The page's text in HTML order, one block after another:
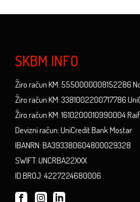
SKBM INFO
Žiro račun KM: 5550000008152286
Žiro račun KM: 3381002200717786
Žiro račun KM: 1610200010990004
Devizni račun: UniCredit Bank Mostar
IBANRN: BA393380604800029328
SWIFT: UNCRBA22XXX
ID BROJ: 4227224680006